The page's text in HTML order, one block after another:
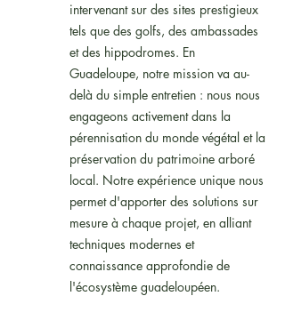
intervenant sur des sites prestigieux
tels que des golfs, des ambassades
et des hippodromes. En
Guadeloupe, notre mission va au-
delà du simple entretien : nous nous
engageons activement dans la
pérennisation du monde végétal et la
préservation du patrimoine arboré
local. Notre expérience unique nous
permet d'apporter des solutions sur
mesure à chaque projet, en alliant
techniques modernes et
connaissance approfondie de
l'écosystème guadeloupéen.